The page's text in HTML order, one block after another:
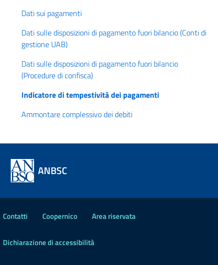
Dati sui pagamenti
Dati sulle disposizioni di pagamento fuori bilancio (Conti di
gestione UAB)
Dati sulle disposizioni di pagamento fuori bilancio
(Procedure di confisca)
Indicatore di tempestività dei pagamenti
Ammontare complessivo dei debiti
ANBSC
Contatti Coopernico Area riservata
Dichiarazione di accessibilità